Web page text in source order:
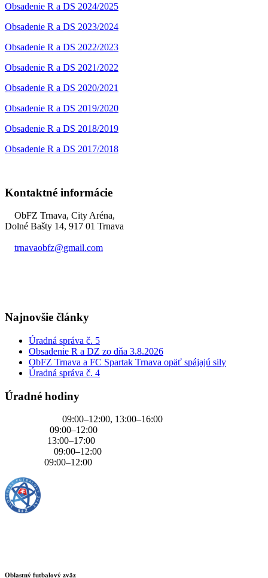
Obsadenie R a DS 2024/2025
Obsadenie R a DS 2023/2024
Obsadenie R a DS 2022/2023
Obsadenie R a DS 2021/2022
Obsadenie R a DS 2020/2021
Obsadenie R a DS 2019/2020
Obsadenie R a DS 2018/2019
Obsadenie R a DS 2017/2018
Kontaktné informácie
ObFZ Trnava, City Aréna,
Dolné Bašty 14, 917 01 Trnava
trnavaobfz@gmail.com
Najnovšie články
Úradná správa č. 5
Obsadenie R a DZ zo dňa 3.8.2026
ObFZ Trnava a FC Spartak Trnava opäť spájajú sily
Úradná správa č. 4
Úradné hodiny
09:00–12:00, 13:00–16:00
09:00–12:00
13:00–17:00
09:00–12:00
09:00–12:00
Oblastný futbalový zväz